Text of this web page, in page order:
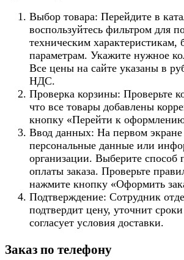
Выбор товара: Перейдите в
воспользуйтесь фильтром для
техническим характеристикам,
параметрам. Укажите нужное
Все цены на сайте указаны в
НДС.
Проверка корзины: Проверьте
что все товары добавлены
кнопку «Перейти к
Ввод данных: На первом экране
персональные данные или
организации. Выберите способ
оплаты заказа. Проверьте
нажмите кнопку «Оформить
Подтверждение: Сотрудник
подтвердит цену, уточнит
согласует условия доставки.
Заказ по телефону